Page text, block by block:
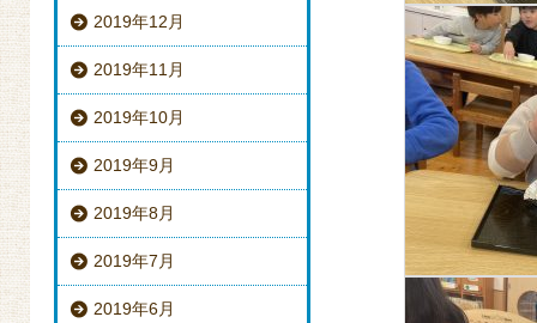
2019年12月
2019年11月
2019年10月
2019年9月
2019年8月
2019年7月
2019年6月